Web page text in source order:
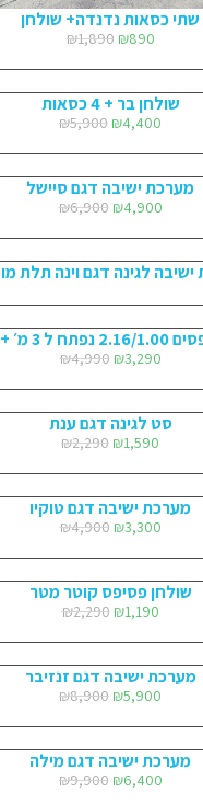
שתי כסאות נדנדה+ שולחן
₪1,890 ₪890
שולחן בר + 4 כסאות
₪5,900 ₪4,400
מערכת ישיבה דגם סיישל
₪6,900 ₪4,900
לגינה דגם וינה תלת
+ 6 כסאות
₪4,990 ₪3,290
סט לגינה דגם ענת
₪2,290 ₪1,590
מערכת ישיבה דגם טוקיו
₪4,900 ₪3,300
שולחן פסיפס קוטר מטר
₪2,290 ₪1,190
מערכת ישיבה דגם זנזיבר
₪8,900 ₪5,900
מערכת ישיבה דגם מילה
₪9,900 ₪6,400